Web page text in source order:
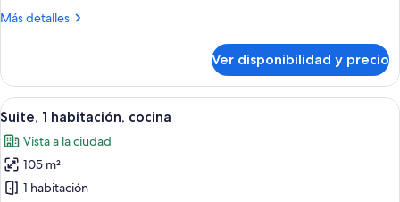
size
Más detalles
Más
1
cama
King
Ver disponibilidad y precio
Ver
todas
las
fotos
de
Una sala moderna con sofá, sillones,
8
Suite, 1 habitación, cocina
Vista a la ciudad
105 m²
1 habitación